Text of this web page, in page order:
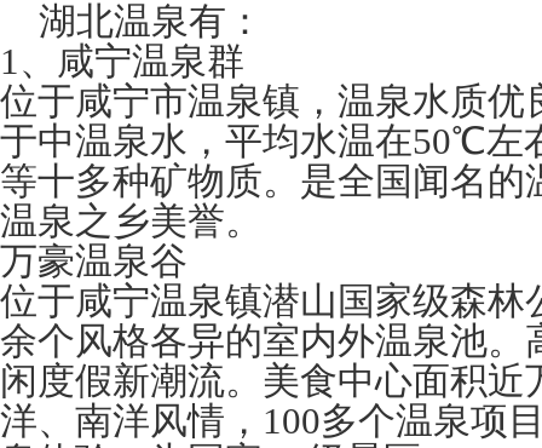
湖北温泉有：
1、咸宁温泉群
位于咸宁市温泉镇，温泉水质优
于中温泉水，平均水温在50℃左
等十多种矿物质。是全国闻名的
温泉之乡美誉。
万豪温泉谷
位于咸宁温泉镇潜山国家级森林
余个风格各异的室内外温泉池。
闲度假新潮流。美食中心面积近
洋、南洋风情，100多个温泉项